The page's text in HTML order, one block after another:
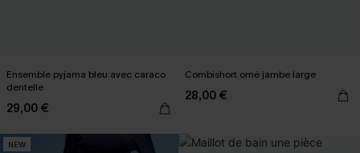
Ensemble pyjama bleu avec caraco
dentelle
29,00 €
Combishort orné jambe large
28,00 €
NEW